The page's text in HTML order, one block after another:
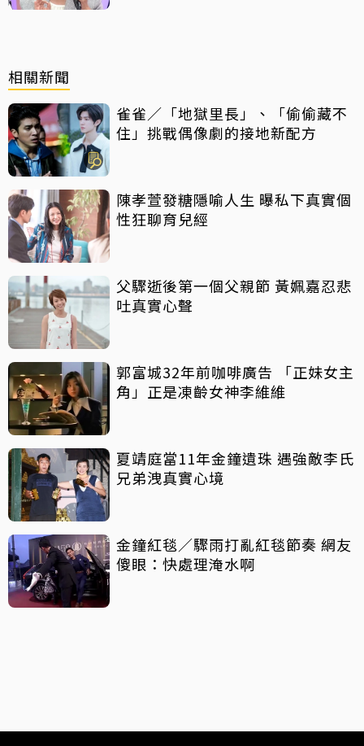
相關新聞
雀雀／「地獄里長」、「偷偷藏不
住」挑戰偶像劇的接地新配方
陳孝萱發糖隱喻人生 曝私下真實個
性狂聊育兒經
父驟逝後第一個父親節 黃姵嘉忍悲
吐真實心聲
郭富城32年前咖啡廣告 「正妹女主
角」正是凍齡女神李維維
夏靖庭當11年金鐘遺珠 遇強敵李氏
兄弟洩真實心境
金鐘紅毯／驟雨打亂紅毯節奏 網友
傻眼：快處理淹水啊